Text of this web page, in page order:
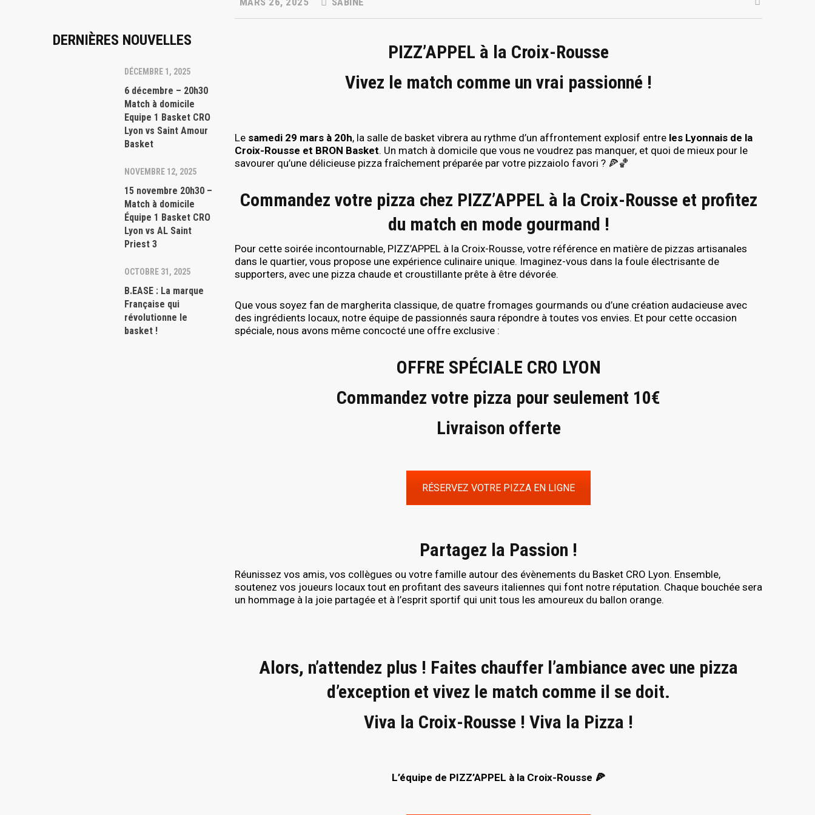
PIZZ’APPEL à la Croix-Rousse
Vivez le match comme un vrai passionné !
Le samedi 29 mars à 20h, la salle de basket vibrera au rythme d’un affrontement explosif entre les Lyonnais de la
Croix-Rousse et BRON Basket. Un match à domicile que vous ne voudrez pas manquer, et quoi de mieux pour le
savourer qu’une délicieuse pizza fraîchement préparée par votre pizzaiolo favori ? 🍕🏀
Commandez votre pizza chez PIZZ’APPEL à la Croix-Rousse et profitez
du match en mode gourmand !
Pour cette soirée incontournable, PIZZ’APPEL à la Croix-Rousse, votre référence en matière de pizzas artisanales
dans le quartier, vous propose une expérience culinaire unique. Imaginez-vous dans la foule électrisante de
supporters, avec une pizza chaude et croustillante prête à être dévorée.
Que vous soyez fan de margherita classique, de quatre fromages gourmands ou d’une création audacieuse avec
des ingrédients locaux, notre équipe de passionnés saura répondre à toutes vos envies. Et pour cette occasion
spéciale, nous avons même concocté une offre exclusive :
OFFRE SPÉCIALE CRO LYON
Commandez votre pizza pour seulement 10€
Livraison offerte
RÉSERVEZ VOTRE PIZZA EN LIGNE
Partagez la Passion !
Réunissez vos amis, vos collègues ou votre famille autour des évènements du Basket CRO Lyon. Ensemble,
soutenez vos joueurs locaux tout en profitant des saveurs italiennes qui font notre réputation. Chaque bouchée sera
un hommage à la joie partagée et à l’esprit sportif qui unit tous les amoureux du ballon orange.
Alors, n’attendez plus ! Faites chauffer l’ambiance avec une pizza
d’exception et vivez le match comme il se doit.
Viva la Croix-Rousse ! Viva la Pizza !
L’équipe de PIZZ’APPEL à la Croix-Rousse 🍕
DERNIÈRES NOUVELLES
DÉCEMBRE 1, 2025
6 décembre – 20h30
Match à domicile
Equipe 1 Basket CRO
Lyon vs Saint Amour
Basket
NOVEMBRE 12, 2025
15 novembre 20h30 –
Match à domicile
Équipe 1 Basket CRO
Lyon vs AL Saint
Priest 3
OCTOBRE 31, 2025
B.EASE : La marque
Française qui
révolutionne le
basket !